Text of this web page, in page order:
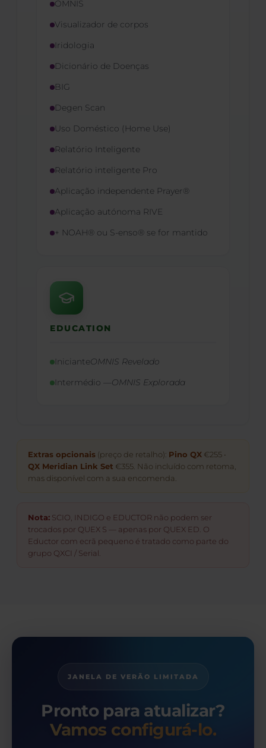
OMNIS
Visualizador de corpos
Iridologia
Dicionário de Doenças
BIG
Degen Scan
Uso Doméstico (Home Use)
Relatório Inteligente
Relatório inteligente Pro
Aplicação independente Prayer®
Aplicação autónoma RIVE
+ NOAH® ou S-enso® se for mantido
EDUCATION
InicianteOMNIS Revelado
Intermédio —OMNIS Explorada
Extras opcionais (preço de retalho): Pino QX €255 •
QX Meridian Link Set €355. Não incluído com retoma,
mas disponível com a sua encomenda.
Nota: SCIO, INDIGO e EDUCTOR não podem ser
trocados por QUEX S — apenas por QUEX ED. O
Eductor com ecrã pequeno é tratado como parte do
grupo QXCI / Serial.
JANELA DE VERÃO LIMITADA
Pronto para atualizar?
Vamos configurá-lo.